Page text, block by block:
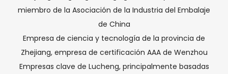
miembro de la Asociación de la Industria del Embalaje
de China
Empresa de ciencia y tecnología de la provincia de
Zhejiang, empresa de certificación AAA de Wenzhou
Empresas clave de Lucheng, principalmente basadas